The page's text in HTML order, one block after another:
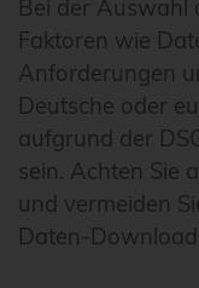
Bei der Auswahl
Faktoren wie
Anforderungen
Deutsche oder
aufgrund der
sein. Achten Sie
und vermeiden
Daten-